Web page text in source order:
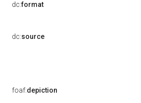
dc:format
dc:source
foaf:depiction